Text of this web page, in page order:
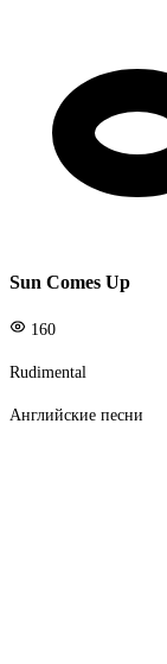
Sun Comes Up
160
Rudimental
Английские песни